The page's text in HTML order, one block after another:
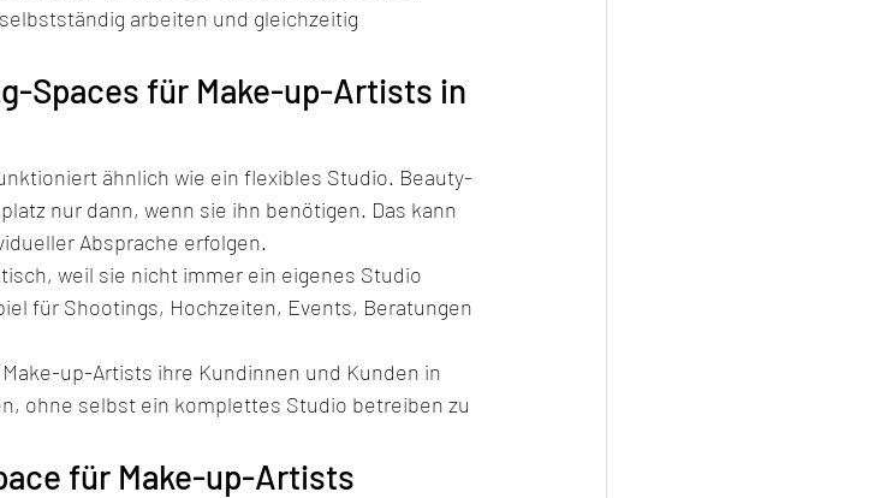
arbeiten und gleichzeitig
Spaces für Make-up-Artists in
ähnlich wie ein flexibles Studio. Beauty-
nur dann, wenn sie ihn benötigen. Das kann
Absprache erfolgen.
weil sie nicht immer ein eigenes Studio
für Shootings, Hochzeiten, Events, Beratungen
up-Artists ihre Kundinnen und Kunden in
ohne selbst ein komplettes Studio betreiben zu
für Make-up-Artists